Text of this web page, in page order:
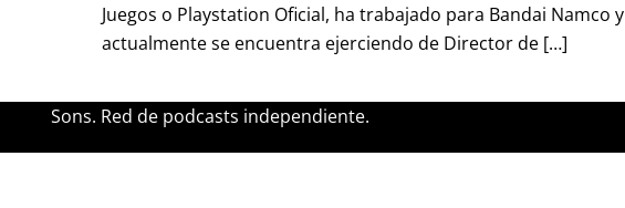
Juegos o Playstation Oficial, ha trabajado para Bandai Namco y
actualmente se encuentra ejerciendo de Director de […]
Sons. Red de podcasts independiente.